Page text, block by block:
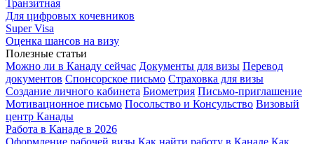
Транзитная
Для цифровых кочевников
Super Visa
Оценка шансов на визу
Полезные статьи
Можно ли в Канаду сейчас Документы для визы Перевод
документов Спонсорское письмо Страховка для визы
Создание личного кабинета Биометрия Письмо-приглашение
Мотивационное письмо Посольство и Консульство Визовый
центр Канады
Работа в Канаде в 2026
Оформление рабочей визы Как найти работу в Канаде Как